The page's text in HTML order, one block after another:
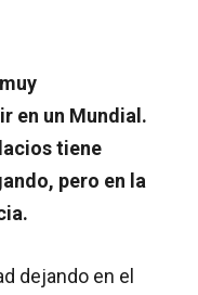
en un Mundial.
tiene
pero en la
dejando en el